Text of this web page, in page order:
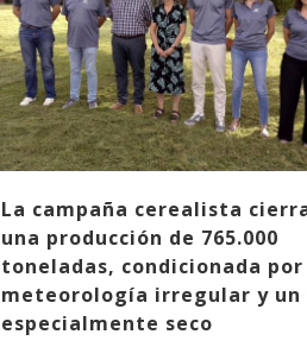
La campaña cerealista
una producción de 765.000
toneladas, condicionada por
meteorología irregular y
especialmente seco